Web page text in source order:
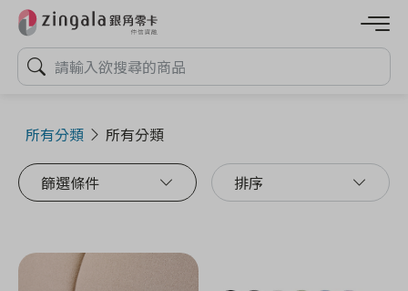
所有分類 所有分類
篩選條件 排序